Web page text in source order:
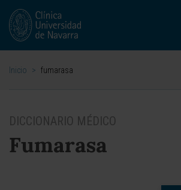
Inicio > fumarasa
DICCIONARIO MÉDICO
Fumarasa